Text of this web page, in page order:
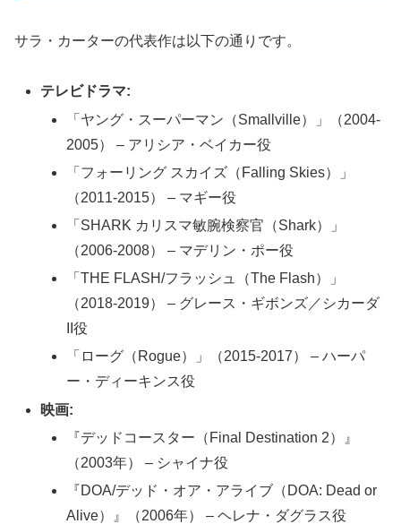
サラ・カーターの代表作は以下の通りです。
テレビドラマ:
「ヤング・スーパーマン（Smallville）」（2004-
2005） – アリシア・ベイカー役
「フォーリング スカイズ（Falling Skies）」
（2011-2015） – マギー役
「SHARK カリスマ敏腕検察官（Shark）」
（2006-2008） – マデリン・ポー役
「THE FLASH/フラッシュ（The Flash）」
（2018-2019） – グレース・ギボンズ／シカーダ
II役
「ローグ（Rogue）」（2015-2017） – ハーパ
ー・ディーキンス役
映画:
『デッドコースター（Final Destination 2）』
（2003年） – シャイナ役
『DOA/デッド・オア・アライブ（DOA: Dead or
Alive）』（2006年） – ヘレナ・ダグラス役